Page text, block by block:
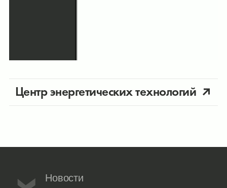
Центр энергетических технологий
Новости